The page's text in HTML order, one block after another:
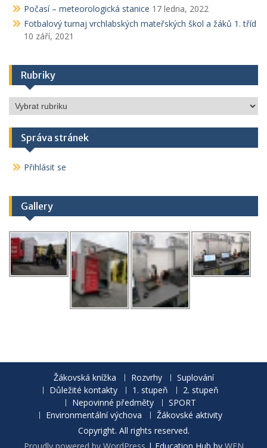
Počasí – meteorologická stanice 17 ledna, 2022
Fotbalový turnaj vrchlabských mateřských škol a žáků 1. tříd
10 září, 2021
Rubriky
Rubriky
Správa stránek
Přihlásit se
Gallery
Žákovská knížka Rozvrhy
Suplování
Důležité kontakty
1. stupeň
2. stupeň
Nepovinné předměty
SPORT
Environmentální výchova
Žákovské aktivity
Copyright. All rights reserved.